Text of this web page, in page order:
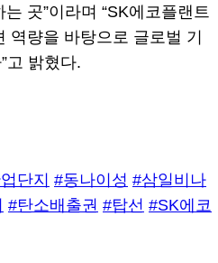
곳”이라며 “SK에코플랜트
역량을 바탕으로 글로벌 기
고 밝혔다.
단지 #동나이성 #삼일비나
#탄소배출권 #탑선 #SK에코